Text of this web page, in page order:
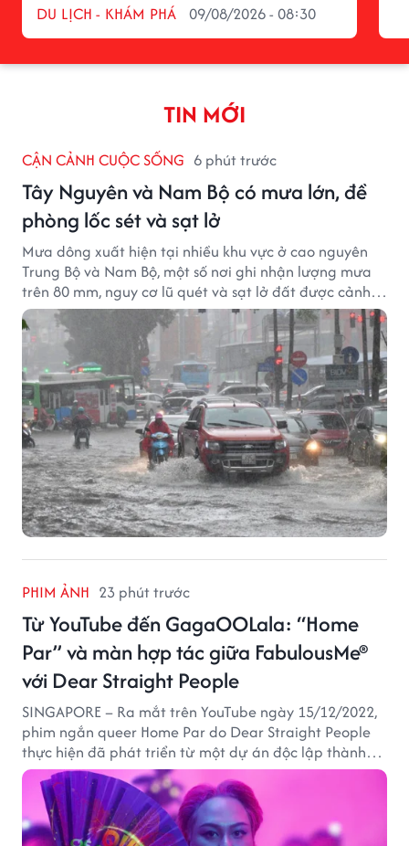
DU LỊCH - KHÁM PHÁ 09/08/2026 - 08:30
TIN MỚI
CẬN CẢNH CUỘC SỐNG 6 phút trước
Tây Nguyên và Nam Bộ có mưa lớn, đề
phòng lốc sét và sạt lở
Mưa dông xuất hiện tại nhiều khu vực ở cao nguyên
Trung Bộ và Nam Bộ, một số nơi ghi nhận lượng mưa
trên 80 mm, nguy cơ lũ quét và sạt lở đất được cảnh
báo.
PHIM ẢNH 23 phút trước
Từ YouTube đến GagaOOLala: “Home
Par” và màn hợp tác giữa FabulousMe®
với Dear Straight People
SINGAPORE – Ra mắt trên YouTube ngày 15/12/2022,
phim ngắn queer Home Par do Dear Straight People
thực hiện đã phát triển từ một dự án độc lập thành
tác phẩm tiếp cận khán giả quốc tế thông qua nền
tảng LGBTQ+ GagaOOLala. FabulousMe tham gia với
vai trò nhà tài trợ chính thức, trong khi nhà sáng lập
Lan Vu đảm nhiệm vị trí executive producer.